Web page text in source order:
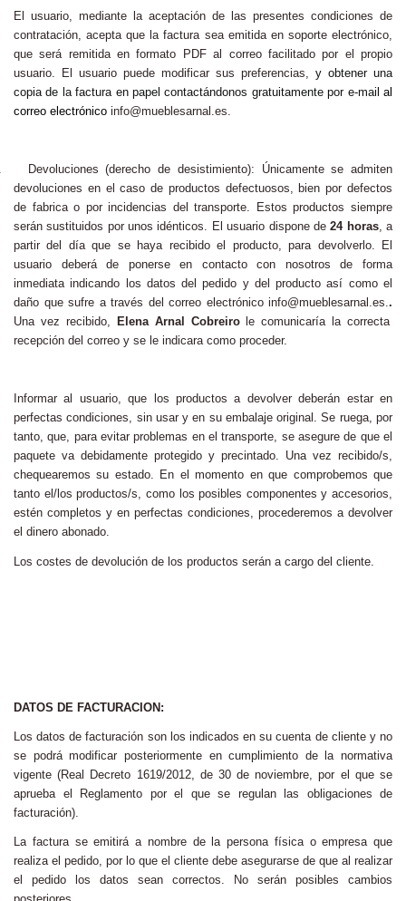
El usuario, mediante la aceptación de las presentes condiciones de
contratación, acepta que la factura sea emitida en soporte electrónico,
que será remitida en formato PDF al correo facilitado por el propio
usuario. El usuario puede modificar sus preferencias, y obtener una
copia de la factura en papel contactándonos gratuitamente por e-mail al
correo electrónico info@mueblesarnal.es
Devoluciones (derecho de desistimiento): Únicamente se admiten
devoluciones en el caso de productos defectuosos, bien por defectos
de fabrica o por incidencias del transporte. Estos productos siempre
serán sustituidos por unos idénticos. El usuario dispone de24 horas, a
partir del día que se haya recibido el producto, para devolverlo. El
usuario deberá de ponerse en contacto con nosotros de forma
inmediata indicando los datos del pedido y del producto así como el
daño que sufre a través del correo electrónico info@mueblesarnal.es..
Una vez recibido,
Elena Arnal Cobreirole comunicaría la correcta
recepción del correo y se le indicara como proceder.
Informar al usuario, que los productos a devolver deberán estar en
perfectas condiciones, sin usar y en su embalaje original. Se ruega, por
tanto, que, para evitar problemas en el transporte, se asegure de que el
paquete va debidamente protegido y precintado. Una vez recibido/s,
chequearemos su estado. En el momento en que comprobemos que
tanto el/los productos/s, como los posibles componentes y accesorios,
estén completos y en perfectas condiciones, procederemos a devolver
el dinero abonado.
Los costes de devolución de los productos serán a cargo del cliente.
DATOS DE FACTURACION:
Los datos de facturación son los indicados en su cuenta de cliente y no
se podrá modificar posteriormente en cumplimiento de la normativa
vigente (Real Decreto 1619/2012, de 30 de noviembre, por el que se
aprueba el Reglamento por el que se regulan las obligaciones de
facturación).
La factura se emitirá a nombre de la persona física o empresa que
realiza el pedido, por lo que el cliente debe asegurarse de que al realizar
el pedido los datos sean correctos. No serán posibles cambios